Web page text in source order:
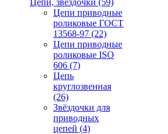
Цепи, звёздочки (59)
Цепи приводные
роликовые ГОСТ
13568-97 (22)
Цепи приводные
роликовые ISO
606 (7)
Цепь
круглозвенная
(26)
Звёздочки для
приводных
цепей (4)